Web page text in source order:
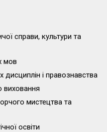
справи, культури та
мов
дисциплін і правознавства
виховання
мистецтва та
освіти